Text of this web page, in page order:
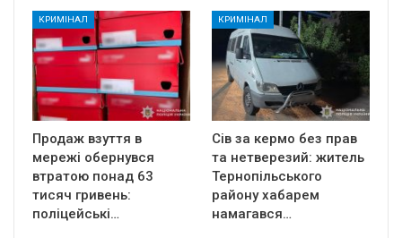
КРИМІНАЛ
Продаж взуття в
мережі обернувся
втратою понад 63
тисяч гривень:
поліцейські…
КРИМІНАЛ
Сів за кермо без прав
та нетверезий: житель
Тернопільського
району хабарем
намагався…